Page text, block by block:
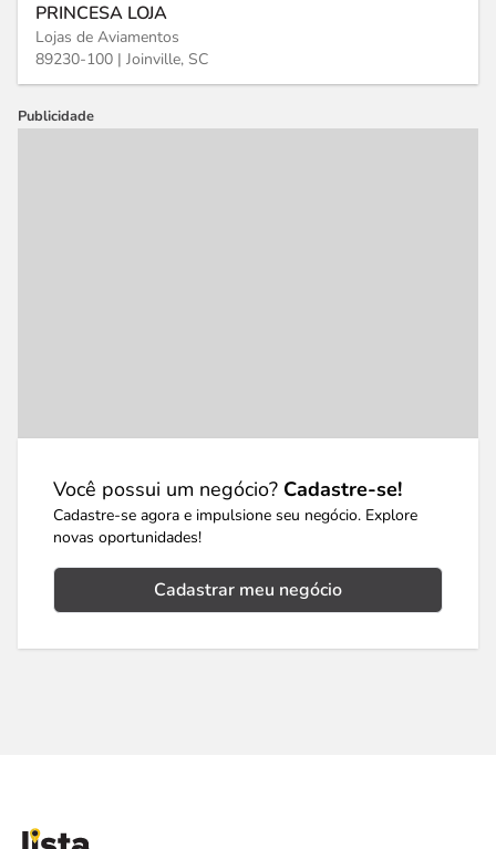
PRINCESA LOJA
Lojas de Aviamentos
89230-100 | Joinville, SC
Publicidade
Você possui um negócio? Cadastre-se!
Cadastre-se agora e impulsione seu negócio. Explore
novas oportunidades!
Cadastrar meu negócio